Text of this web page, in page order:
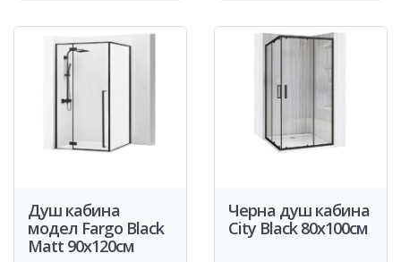
Душ кабина
модел Fargo Black
Matt 90x120см
Черна душ кабина
City Black 80x100см